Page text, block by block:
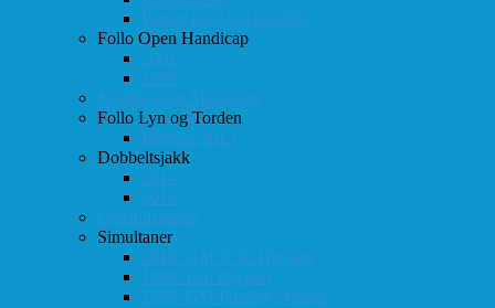
Partier fra Ås sjakklubb
Follo Open Handicap
2001
1999
Klubbavisen Sjakkalen
Follo Lyn og Torden
Februar 2013
Dobbeltsjakk
2014
2015
Østlandsserien
Simultaner
2016: GM T. R. Hansen
1999: Leif Øgaard
1996: GM Predrag Nikolic